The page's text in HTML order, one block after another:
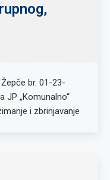
br. 01-23-
JP „Komunalno“
i zbrinjavanje